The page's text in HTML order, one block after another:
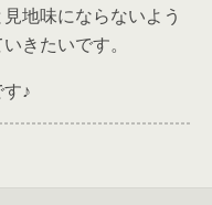
地味にならないよう
きたいです。
♪